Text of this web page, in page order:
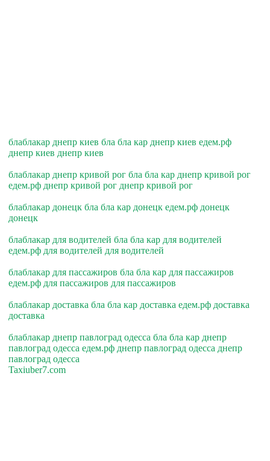
блаблакар днепр киев бла бла кар днепр киев едем.рф
днепр киев днепр киев
блаблакар днепр кривой рог бла бла кар днепр кривой рог
едем.рф днепр кривой рог днепр кривой рог
блаблакар донецк бла бла кар донецк едем.рф донецк
донецк
блаблакар для водителей бла бла кар для водителей
едем.рф для водителей для водителей
блаблакар для пассажиров бла бла кар для пассажиров
едем.рф для пассажиров для пассажиров
блаблакар доставка бла бла кар доставка едем.рф доставка
доставка
блаблакар днепр павлоград одесса бла бла кар днепр
павлоград одесса едем.рф днепр павлоград одесса днепр
павлоград одесса
Taxiuber7.com